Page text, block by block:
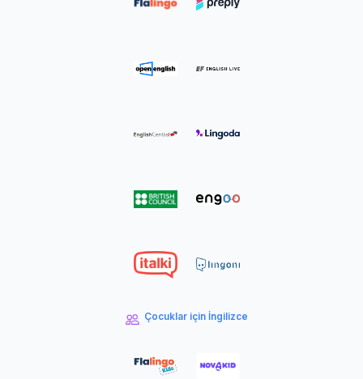
Çocuklar için İngilizce